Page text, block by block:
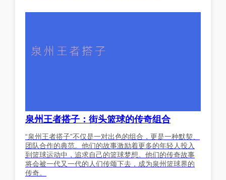
泉州王者搭子：街头篮球的传奇组合
“泉州王者搭子”不仅是一对出色的组合，更是一种默契、
团队合作的典范。他们的故事激励着更多的年轻人投入
到篮球运动中，追求自己的篮球梦想。他们的传奇故事
将会被一代又一代的人们传颂下去，成为泉州篮球界的
传奇。